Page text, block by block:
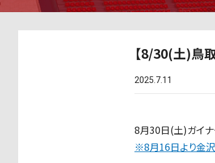
【8/30(土)鳥
2025.7.11
8月30日(土)ガイナ
※8月16日より金沢